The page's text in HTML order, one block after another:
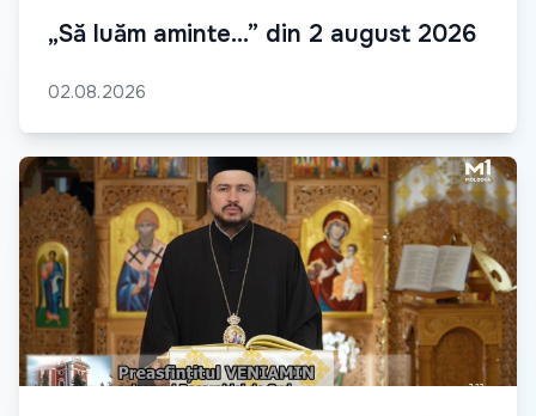
„Să luăm aminte...” din 2 august 2026
02.08.2026